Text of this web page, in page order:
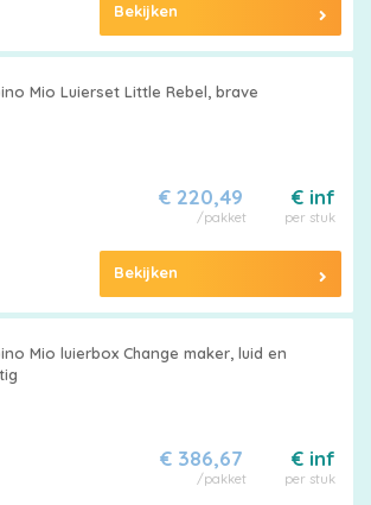
Bekijken
Mio Luierset Little Rebel, brave
€ inf
per stuk
€ 220,49
/pakket
Bekijken
Mio luierbox Change maker, luid en
€ inf
per stuk
€ 386,67
/pakket